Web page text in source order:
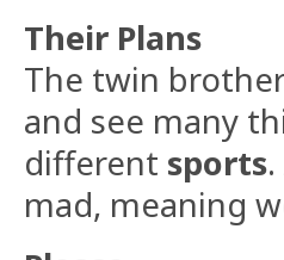
Their Plans
The twin
and see many
different sports
mad, meaning